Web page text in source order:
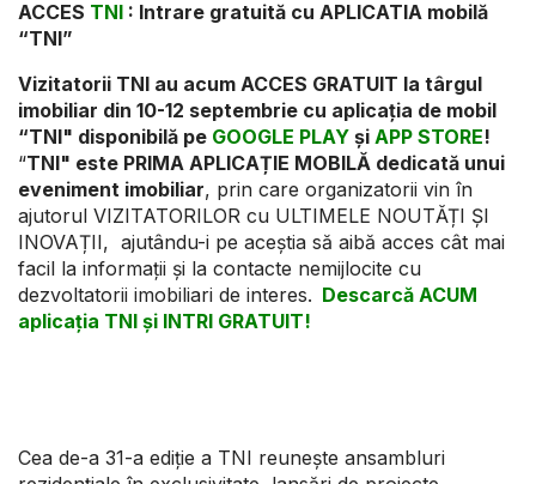
ACCES TNI : Intrare gratuită cu APLICATIA mobilă
“TNI”
Vizitatorii TNI au acum ACCES GRATUIT la târgul
imobiliar din 10-12 septembrie cu aplicația de mobil
“TNI" disponibilă pe GOOGLE PLAY și APP STORE!
“TNI" este PRIMA APLICAȚIE MOBILĂ dedicată unui
eveniment imobiliar, prin care organizatorii vin în
ajutorul VIZITATORILOR cu ULTIMELE NOUTĂȚI ȘI
INOVAȚII, ajutându-i pe aceștia să aibă acces cât mai
facil la informații și la contacte nemijlocite cu
dezvoltatorii imobiliari de interes. Descarcă ACUM
aplicația TNI și INTRI GRATUIT!
Cea de-a 31-a ediție a TNI reunește ansambluri